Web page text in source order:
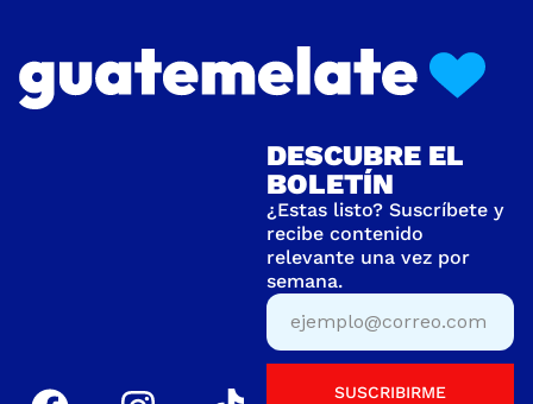
DESCUBRE EL
BOLETÍN
¿Estas listo? Suscríbete y
recibe contenido
relevante una vez por
semana.
SUSCRIBIRME